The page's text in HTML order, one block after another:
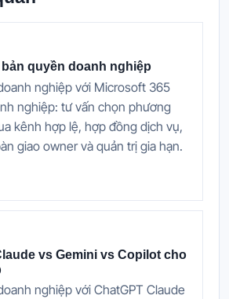
bản quyền doanh nghiệp
nghiệp với Microsoft 365
nghiệp: tư vấn chọn phương
kênh hợp lệ, hợp đồng dịch vụ,
giao owner và quản trị gia hạn.
vs Gemini vs Copilot cho
nghiệp với ChatGPT Claude